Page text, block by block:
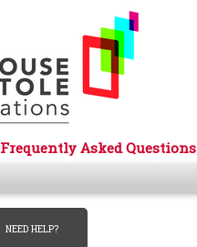
Frequently Asked Questions
NEED HELP?